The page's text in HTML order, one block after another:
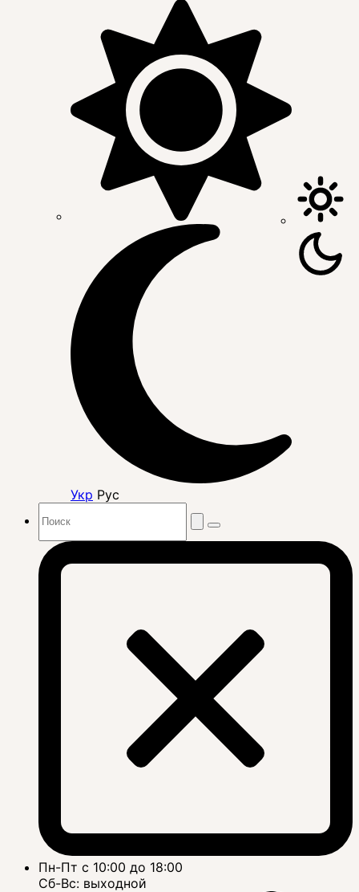
Укр Рус
Пн-Пт с 10:00 до 18:00
Сб-Вс: выходной